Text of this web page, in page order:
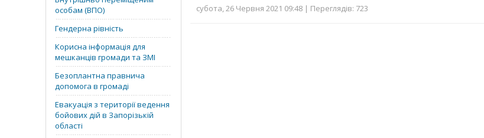
особам (ВПО)
Гендерна рівність
Корисна інформація для
мешканців громади та ЗМІ
Безоплантна правнича
допомога в громаді
Евакуація з території ведення
бойових дій в Запорізькій
області
субота, 26 Червня 2021 09:48 | Переглядів: 723